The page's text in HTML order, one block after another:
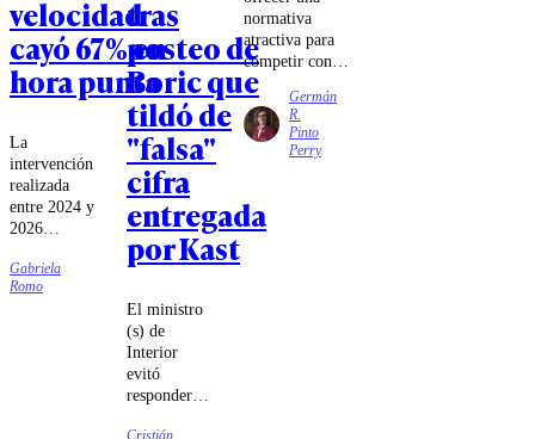
velocidad
cayó 67% en
hora punta
La
intervención
realizada
entre 2024 y
2026
tradicional
diseño del
Gabriela
Romo
tras
posteo de
Boric que
tildó de
"falsa"
cifra
entregada
por Kast
El ministro
(s) de
Interior
evitó
responder
Cristián
normativa
atractiva para
competir con
los mecanismos
de estabilidad e
invariabilidad
existentes en
especialmente
cuando el
Germán
R.
Pinto
Perry